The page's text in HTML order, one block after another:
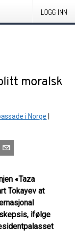
LOGG INN
moralsk
i Norge
«Taza
Tokayev at
ifølge